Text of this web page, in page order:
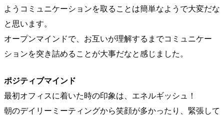
ようコミュニケーションを取ることは簡単なようで大変だな
と思います。
オープンマインドで、お互いが理解するまでコミュニケー
ションを突き詰めることが大事だなと感じました。
ポジティブマインド
最初オフィスに着いた時の印象は、エネルギッシュ！
朝のデイリーミーティングから笑顔が多かったり、緊張して